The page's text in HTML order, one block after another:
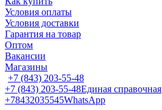
Условия оплаты
Условия доставки
Гарантия на товар
Оптом
Вакансии
Магазины
+7 (843) 203-55-48
+7 (843) 203-55-48Единая справочная
+78432035545WhatsApp